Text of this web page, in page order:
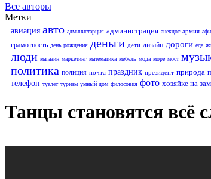
Все авторы
Метки
авиация авто администарция администрация анекдот армия
грамотность день рождения деньги дети дизайн дороги еда
люди магазин маркетинг математика мебель мода море мост
политика полиция почта праздник президент природа
телефон туалет туризм умный дом филосовия фото хозяйке на
Танцы становятся всё